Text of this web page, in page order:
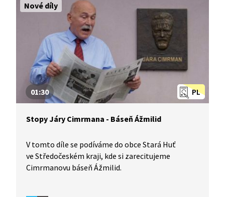
Nové díly
PL
01:30
Stopy Járy Cimrmana - Báseň Ážmilid
V tomto díle se podíváme do obce Stará Huť
ve Středočeském kraji, kde si zarecitujeme
Cimrmanovu báseň Ážmilid.